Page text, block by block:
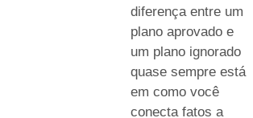
diferença entre um
plano aprovado e
um plano ignorado
quase sempre está
em como você
conecta fatos a